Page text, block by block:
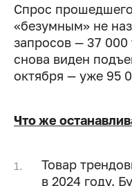
Спрос
«безумным» не
запросов — 37 000
снова виден
октября — уже 95
Что же
Товар
в 2024 году.